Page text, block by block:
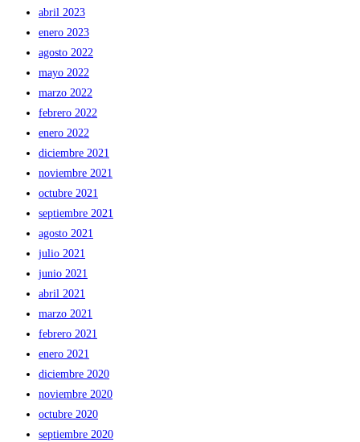
abril 2023
enero 2023
agosto 2022
mayo 2022
marzo 2022
febrero 2022
enero 2022
diciembre 2021
noviembre 2021
octubre 2021
septiembre 2021
agosto 2021
julio 2021
junio 2021
abril 2021
marzo 2021
febrero 2021
enero 2021
diciembre 2020
noviembre 2020
octubre 2020
septiembre 2020